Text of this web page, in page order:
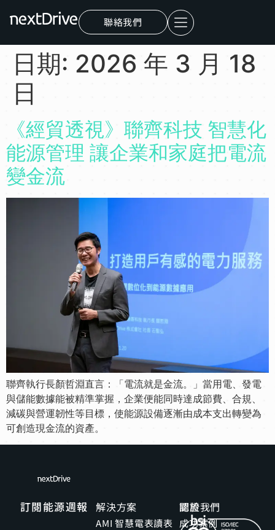
聯絡我們
日期: 2026 年 3 月 18
日
《經貿透視》聯齊科技 智慧化
能源管理 讓企業和家庭把電流
變金流
聯齊執行長顏哲淵直言：「電流就是金流。」當用電、發電
與儲能數據能被精準掌握，企業便能同時達成節費、合規、
減碳與營運韌性等目標，使能源設備逐漸由成本支出轉變為
可創造現金流的資產。
訂閱能源週報 解決方案
AMI 智慧電表讀表
關於我們
成功案例
認證